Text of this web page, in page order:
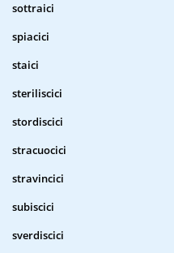
sottraici
spiacici
staici
steriliscici
stordiscici
stracuocici
stravincici
subiscici
sverdiscici